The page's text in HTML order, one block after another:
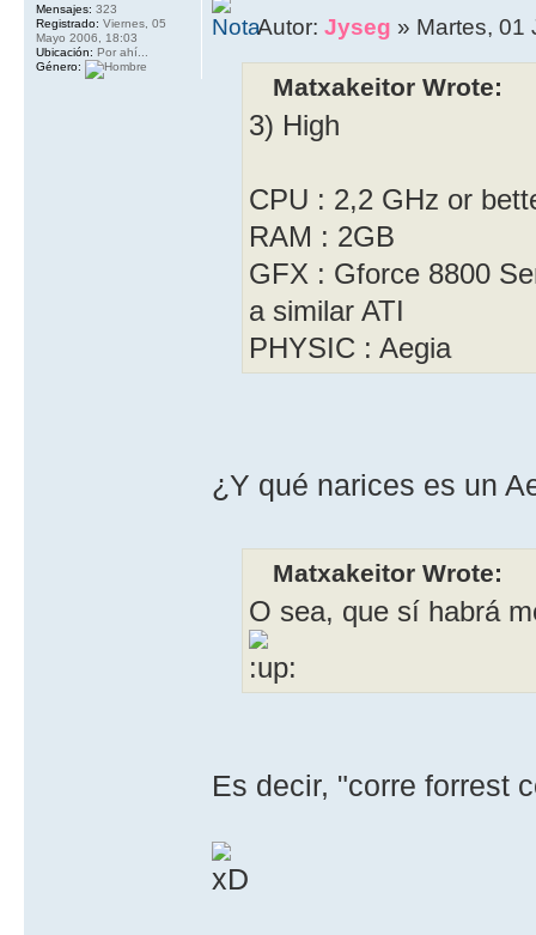
Autor:Jyseg » Martes, 01
Matxakeitor Wrote:
3) High
CPU : 2,2 GHz or
RAM : 2GB
GFX : Gforce 8800
a similar ATI
PHYSIC : Aegia
¿Y qué narices es un
Matxakeitor Wrote:
O sea, que sí habrá
Es decir, "corre forrest
Mensajes: 323
Registrado: Viernes, 05
Mayo 2006, 18:03
Ubicación: Por ahí...
Género: